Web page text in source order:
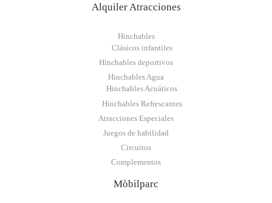
Alquiler Atracciones
Hinchables
Clásicos infantiles
Hinchables deportivos
Hinchables Agua
Hinchables Acuáticos
Hinchables Refrescantes
Atracciones Especiales
Juegos de habilidad
Circuitos
Complementos
Mòbilparc